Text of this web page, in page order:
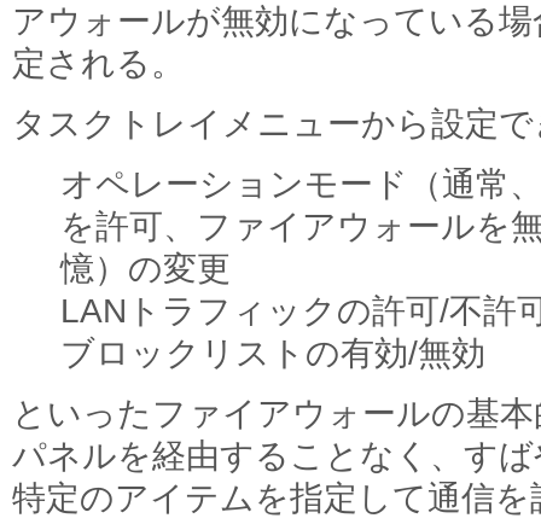
アウォールが無効になっている
定される。
タスクトレイメニューから設定
オペレーションモード（通常
を許可、ファイアウォールを
憶）の変更
LANトラフィックの許可/不許
ブロックリストの有効/無効
といったファイアウォールの基
パネルを経由することなく、す
特定のアイテムを指定して通信を